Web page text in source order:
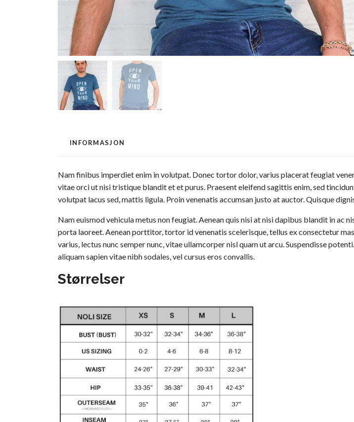
INFORMASJON
Nam finibus imperdiet enim in volutpat. Donec tortor dolor, varius placerat feugiat
vitae orci ut nisi tristique blandit et et purus. Praesent eleifend sagittis enim, sed
volutpat lacus sed, mattis ligula. Proin venenatis accumsan justo at auctor. Quisque
Nam euismod vehicula metus non feugiat. Aenean quis nisi at nisi dapibus blandit in ac
porta laoreet. Aenean porttitor, tortor id venenatis scelerisque, tellus ex consectetur
varius, lectus nunc semper nunc, vitae ullamcorper nisl quam ut arcu. Suspendisse
aliquam sapien vitae nibh sodales, vel cursus eros convallis.
Størrelser